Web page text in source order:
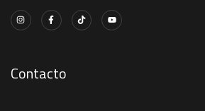
Contacto